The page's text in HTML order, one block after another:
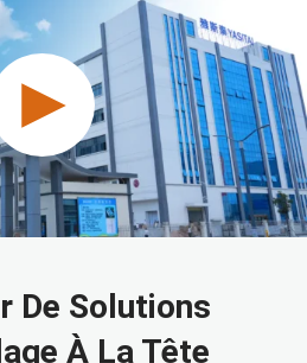
De Solutions
À La Tête